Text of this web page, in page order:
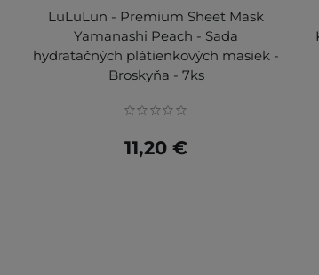
LuLuLun - Premium Sheet Mask
Yamanashi Peach - Sada
hydratačných plátienkových masiek -
Broskyňa - 7ks
11,20 €